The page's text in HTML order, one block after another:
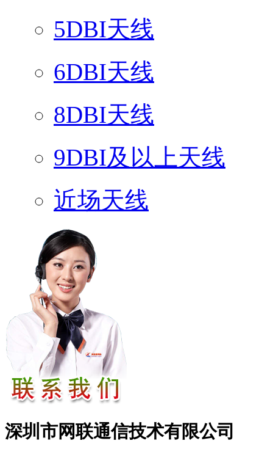
5DBI天线
6DBI天线
8DBI天线
9DBI及以上天线
近场天线
深圳市网联通信技术有限公司